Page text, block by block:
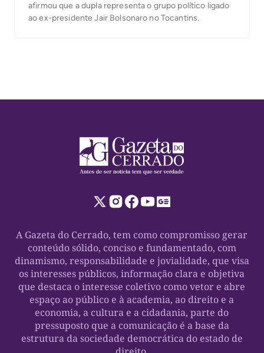
afirmou que a dupla representa o grupo político ligado
ao ex-presidente Jair Bolsonaro no Tocantins.
A Gazeta do Cerrado, tem como compromisso gerar
conteúdo sólido, conciso e fundamentado, com
dinamismo, responsabilidade e jovialidade, que visa
os interesses públicos, informação clara e objetiva
que destaca o interesse coletivo como vetor e abre
espaço ao público e à academia, ao direito e a
economia, a cultura e a cidadania, parte do
pressuposto que a comunicação é a base da
estrutura da sociedade democrática do estado de